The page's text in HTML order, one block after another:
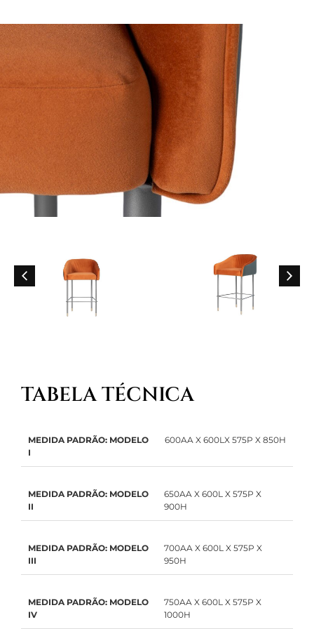
TABELA TÉCNICA
MEDIDA PADRÃO: MODELO
I
600AA X 600LX 575P X 850H
MEDIDA PADRÃO: MODELO
II
650AA X 600L X 575P X
900H
MEDIDA PADRÃO: MODELO
III
700AA X 600L X 575P X
950H
MEDIDA PADRÃO: MODELO
IV
750AA X 600L X 575P X
1000H